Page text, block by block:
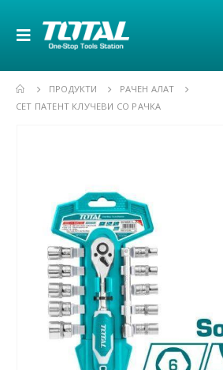
ПРОДУКТИ
РАЧЕН АЛАТ
СЕТ ПАТЕНТ КЛУЧЕВИ СО РАЧКА